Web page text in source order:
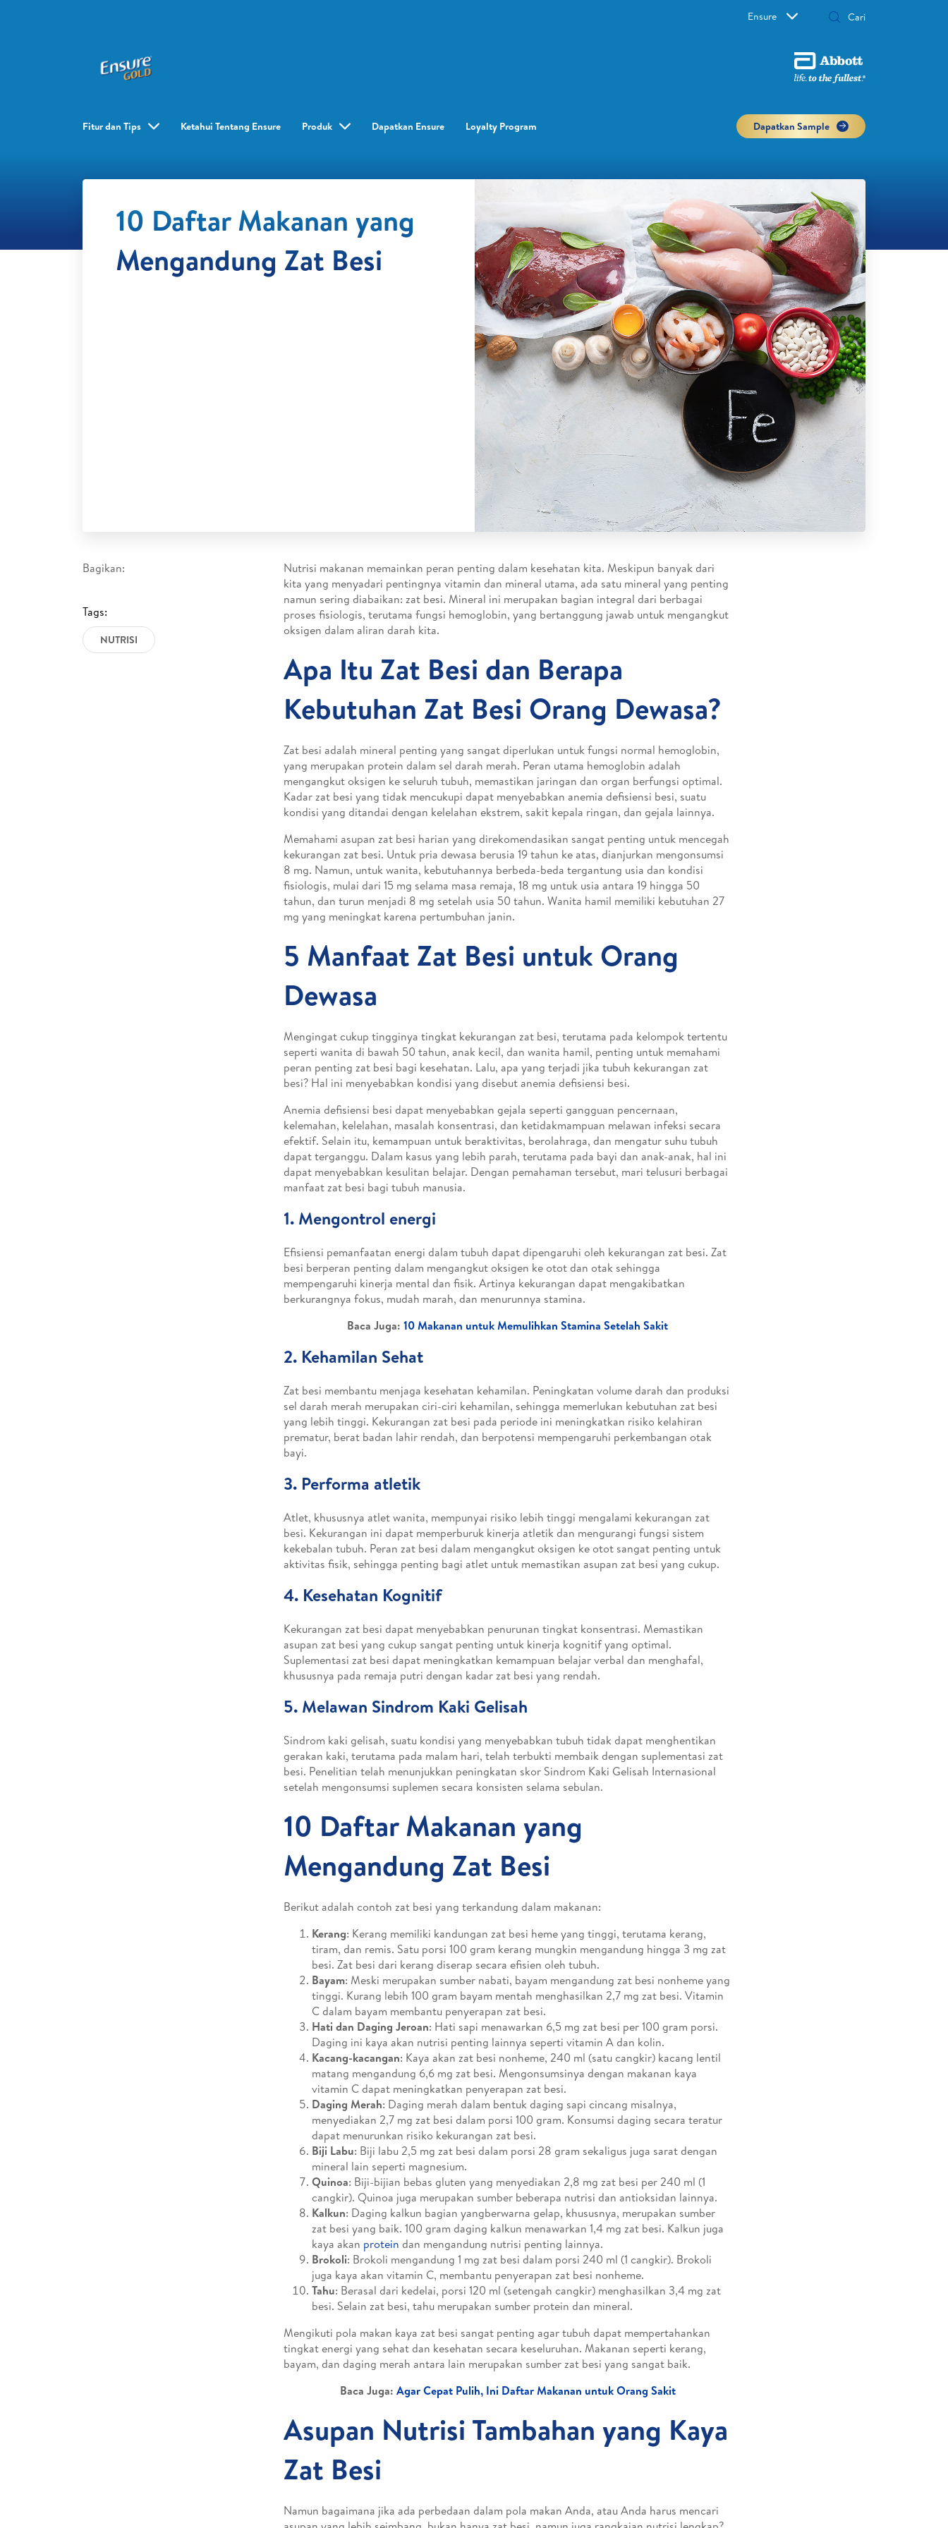
Ensure
Fitur dan Tips Ketahui Tentang Ensure Produk Dapatkan Ensure Loyalty Program​ Dapatkan Sample
10 Daftar Makanan yang
Mengandung Zat Besi
Bagikan:
Tags:
NUTRISI
Nutrisi makanan memainkan peran penting dalam kesehatan kita. Meskipun banyak dari
kita yang menyadari pentingnya vitamin dan mineral utama, ada satu mineral yang penting
namun sering diabaikan: zat besi. Mineral ini merupakan bagian integral dari berbagai
proses fisiologis, terutama fungsi hemoglobin, yang bertanggung jawab untuk mengangkut
oksigen dalam aliran darah kita.
Apa Itu Zat Besi dan Berapa
Kebutuhan Zat Besi Orang Dewasa?
Zat besi adalah mineral penting yang sangat diperlukan untuk fungsi normal hemoglobin,
yang merupakan protein dalam sel darah merah. Peran utama hemoglobin adalah
mengangkut oksigen ke seluruh tubuh, memastikan jaringan dan organ berfungsi optimal.
Kadar zat besi yang tidak mencukupi dapat menyebabkan anemia defisiensi besi, suatu
kondisi yang ditandai dengan kelelahan ekstrem, sakit kepala ringan, dan gejala lainnya.
Memahami asupan zat besi harian yang direkomendasikan sangat penting untuk mencegah
kekurangan zat besi. Untuk pria dewasa berusia 19 tahun ke atas, dianjurkan mengonsumsi
8 mg. Namun, untuk wanita, kebutuhannya berbeda-beda tergantung usia dan kondisi
fisiologis, mulai dari 15 mg selama masa remaja, 18 mg untuk usia antara 19 hingga 50
tahun, dan turun menjadi 8 mg setelah usia 50 tahun. Wanita hamil memiliki kebutuhan 27
mg yang meningkat karena pertumbuhan janin.
5 Manfaat Zat Besi untuk Orang
Dewasa
Mengingat cukup tingginya tingkat kekurangan zat besi, terutama pada kelompok tertentu
seperti wanita di bawah 50 tahun, anak kecil, dan wanita hamil, penting untuk memahami
peran penting zat besi bagi kesehatan. Lalu, apa yang terjadi jika tubuh kekurangan zat
besi? Hal ini menyebabkan kondisi yang disebut anemia defisiensi besi.
Anemia defisiensi besi dapat menyebabkan gejala seperti gangguan pencernaan,
kelemahan, kelelahan, masalah konsentrasi, dan ketidakmampuan melawan infeksi secara
efektif. Selain itu, kemampuan untuk beraktivitas, berolahraga, dan mengatur suhu tubuh
dapat terganggu. Dalam kasus yang lebih parah, terutama pada bayi dan anak-anak, hal ini
dapat menyebabkan kesulitan belajar. Dengan pemahaman tersebut, mari telusuri berbagai
manfaat zat besi bagi tubuh manusia.
1. Mengontrol energi
Efisiensi pemanfaatan energi dalam tubuh dapat dipengaruhi oleh kekurangan zat besi. Zat
besi berperan penting dalam mengangkut oksigen ke otot dan otak sehingga
mempengaruhi kinerja mental dan fisik. Artinya kekurangan dapat mengakibatkan
berkurangnya fokus, mudah marah, dan menurunnya stamina.
Baca Juga: 10 Makanan untuk Memulihkan Stamina Setelah Sakit
2. Kehamilan Sehat
Zat besi membantu menjaga kesehatan kehamilan. Peningkatan volume darah dan produksi
sel darah merah merupakan ciri-ciri kehamilan, sehingga memerlukan kebutuhan zat besi
yang lebih tinggi. Kekurangan zat besi pada periode ini meningkatkan risiko kelahiran
prematur, berat badan lahir rendah, dan berpotensi mempengaruhi perkembangan otak
bayi.
3. Performa atletik
Atlet, khususnya atlet wanita, mempunyai risiko lebih tinggi mengalami kekurangan zat
besi. Kekurangan ini dapat memperburuk kinerja atletik dan mengurangi fungsi sistem
kekebalan tubuh. Peran zat besi dalam mengangkut oksigen ke otot sangat penting untuk
aktivitas fisik, sehingga penting bagi atlet untuk memastikan asupan zat besi yang cukup.
4. Kesehatan Kognitif
Kekurangan zat besi dapat menyebabkan penurunan tingkat konsentrasi. Memastikan
asupan zat besi yang cukup sangat penting untuk kinerja kognitif yang optimal.
Suplementasi zat besi dapat meningkatkan kemampuan belajar verbal dan menghafal,
khususnya pada remaja putri dengan kadar zat besi yang rendah.
5. Melawan Sindrom Kaki Gelisah
Sindrom kaki gelisah, suatu kondisi yang menyebabkan tubuh tidak dapat menghentikan
gerakan kaki, terutama pada malam hari, telah terbukti membaik dengan suplementasi zat
besi. Penelitian telah menunjukkan peningkatan skor Sindrom Kaki Gelisah Internasional
setelah mengonsumsi suplemen secara konsisten selama sebulan.
10 Daftar Makanan yang
Mengandung Zat Besi
Berikut adalah contoh zat besi yang terkandung dalam makanan:
Kerang: Kerang memiliki kandungan zat besi heme yang tinggi, terutama kerang,
tiram, dan remis. Satu porsi 100 gram kerang mungkin mengandung hingga 3 mg zat
besi. Zat besi dari kerang diserap secara efisien oleh tubuh.
Bayam: Meski merupakan sumber nabati, bayam mengandung zat besi nonheme yang
tinggi. Kurang lebih 100 gram bayam mentah menghasilkan 2,7 mg zat besi. Vitamin
C dalam bayam membantu penyerapan zat besi.
Hati dan Daging Jeroan: Hati sapi menawarkan 6,5 mg zat besi per 100 gram porsi.
Daging ini kaya akan nutrisi penting lainnya seperti vitamin A dan kolin.
Kacang-kacangan: Kaya akan zat besi nonheme, 240 ml (satu cangkir) kacang lentil
matang mengandung 6,6 mg zat besi. Mengonsumsinya dengan makanan kaya
vitamin C dapat meningkatkan penyerapan zat besi.
Daging Merah: Daging merah dalam bentuk daging sapi cincang misalnya,
menyediakan 2,7 mg zat besi dalam porsi 100 gram. Konsumsi daging secara teratur
dapat menurunkan risiko kekurangan zat besi.
Biji Labu: Biji labu 2,5 mg zat besi dalam porsi 28 gram sekaligus juga sarat dengan
mineral lain seperti magnesium.
Quinoa: Biji-bijian bebas gluten yang menyediakan 2,8 mg zat besi per 240 ml (1
cangkir). Quinoa juga merupakan sumber beberapa nutrisi dan antioksidan lainnya.
Kalkun: Daging kalkun bagian yangberwarna gelap, khususnya, merupakan sumber
zat besi yang baik. 100 gram daging kalkun menawarkan 1,4 mg zat besi. Kalkun juga
kaya akan protein dan mengandung nutrisi penting lainnya.
Brokoli: Brokoli mengandung 1 mg zat besi dalam porsi 240 ml (1 cangkir). Brokoli
juga kaya akan vitamin C, membantu penyerapan zat besi nonheme.
Tahu: Berasal dari kedelai, porsi 120 ml (setengah cangkir) menghasilkan 3,4 mg zat
besi. Selain zat besi, tahu merupakan sumber protein dan mineral.
Mengikuti pola makan kaya zat besi sangat penting agar tubuh dapat mempertahankan
tingkat energi yang sehat dan kesehatan secara keseluruhan. Makanan seperti kerang,
bayam, dan daging merah antara lain merupakan sumber zat besi yang sangat baik.
Baca Juga: Agar Cepat Pulih, Ini Daftar Makanan untuk Orang Sakit
Asupan Nutrisi Tambahan yang Kaya
Zat Besi
Namun bagaimana jika ada perbedaan dalam pola makan Anda, atau Anda harus mencari